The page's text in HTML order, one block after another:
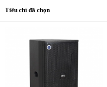
Tiêu chí đã chọn